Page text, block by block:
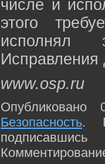
числе и
этого
исполнял
www.osp.ru
Безопасность.